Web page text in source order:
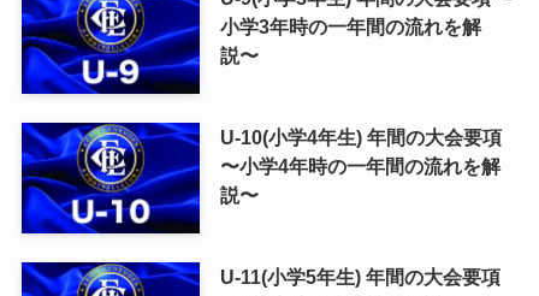
小学3年時の一年間の流れを解
説〜
U-10(小学4年生) 年間の大会要項
〜小学4年時の一年間の流れを解
説〜
U-11(小学5年生) 年間の大会要項